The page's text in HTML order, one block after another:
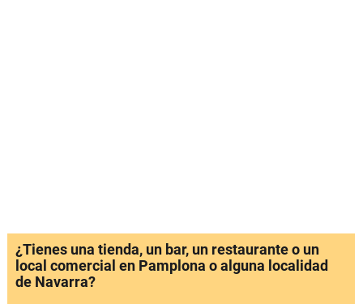
¿Tienes una tienda, un bar, un restaurante o un
local comercial en Pamplona o alguna localidad
de Navarra?